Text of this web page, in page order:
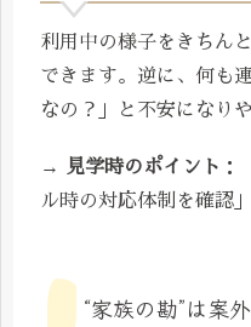
利用中の様子をきちん
できます。逆に、何も
なの？」と不安になり
→ 見学時のポイント ：
ル時の対応体制を確認」
“家族の勘”は案